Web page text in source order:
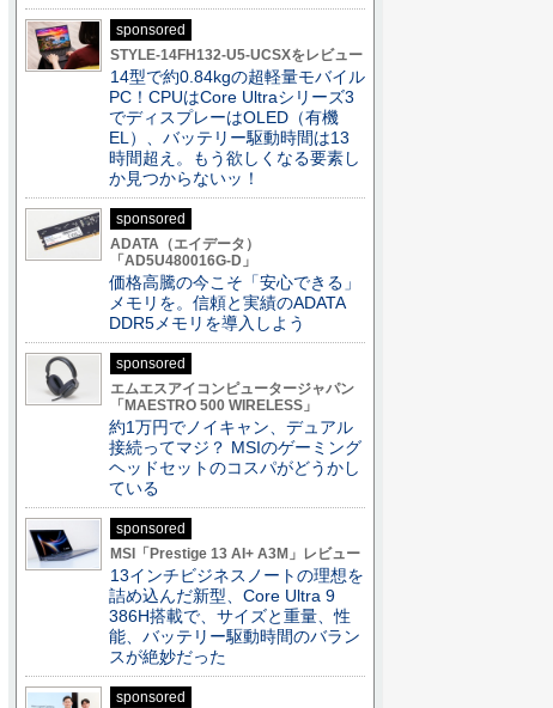
sponsored
STYLE-14FH132-U5-UCSXをレビュー
14型で約0.84kgの超軽量モバイル
PC！CPUはCore Ultraシリーズ3
でディスプレーはOLED（有機
EL）、バッテリー駆動時間は13
時間超え。もう欲しくなる要素し
か見つからないッ！
sponsored
ADATA（エイデータ）
「AD5U480016G-D」
価格高騰の今こそ「安心できる」
メモリを。信頼と実績のADATA
DDR5メモリを導入しよう
sponsored
エムエスアイコンピュータージャパン
「MAESTRO 500 WIRELESS」
約1万円でノイキャン、デュアル
接続ってマジ？ MSIのゲーミング
ヘッドセットのコスパがどうかし
ている
sponsored
MSI「Prestige 13 AI+ A3M」レビュー
13インチビジネスノートの理想を
詰め込んだ新型、Core Ultra 9
386H搭載で、サイズと重量、性
能、バッテリー駆動時間のバラン
スが絶妙だった
sponsored